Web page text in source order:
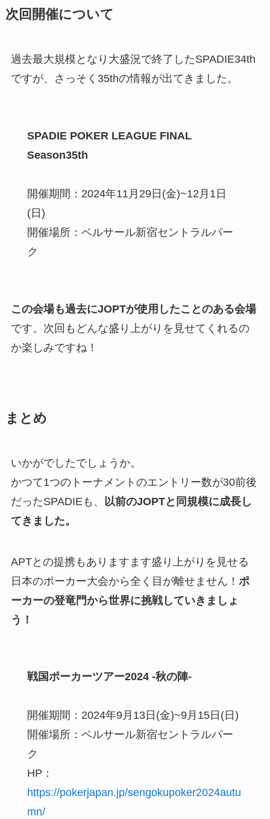
次回開催について
過去最大規模となり大盛況で終了したSPADIE34th
ですが、さっそく35thの情報が出てきました。
SPADIE POKER LEAGUE FINAL
Season35th
開催期間：2024年11月29日(金)~12月1日
(日)
開催場所：ベルサール新宿セントラルパー
ク
この会場も過去にJOPTが使用したことのある会場
です。次回もどんな盛り上がりを見せてくれるの
か楽しみですね！
まとめ
いかがでしたでしょうか。
かつて1つのトーナメントのエントリー数が30前後
だったSPADIEも、
以前のJOPTと同規模に成長し
てきました。
APTとの提携もありますます盛り上がりを見せる
日本のポーカー大会から全く目が離せません！ ポ
ーカーの登竜門から世界に挑戦していきましょ
う！
戦国ポーカーツアー2024 -秋の陣-
開催期間：2024年9月13日(金)~9月15日(日)
開催場所：ベルサール新宿セントラルパー
ク
HP：
https://pokerjapan.jp/sengokupoker2024autu
mn/